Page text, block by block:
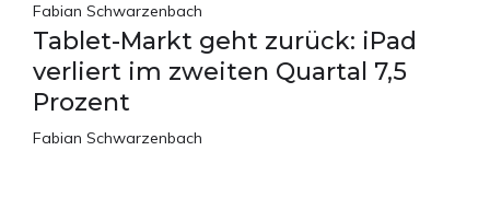
Fabian Schwarzenbach
Tablet-Markt geht zurück: iPad
verliert im zweiten Quartal 7,5
Prozent
Fabian Schwarzenbach